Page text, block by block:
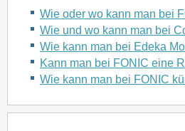
Wie oder wo kann man bei
Wie und wo kann man bei
Wie kann man bei Edeka
Kann man bei FONIC eine
Wie kann man bei FONIC